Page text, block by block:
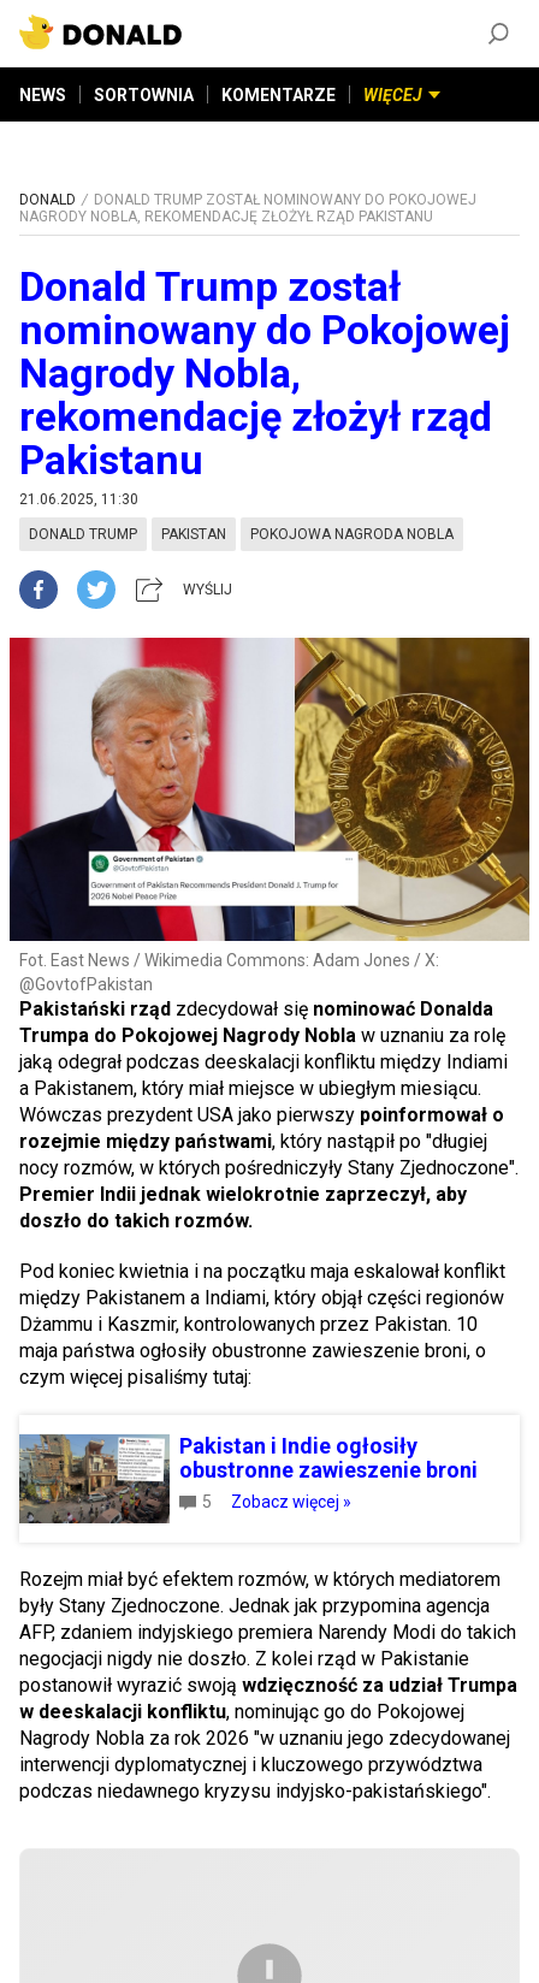
NEWS SORTOWNIA KOMENTARZE WIĘCEJ
DONALD
DONALD TRUMP ZOSTAŁ NOMINOWANY DO POKOJOWEJ
NAGRODY NOBLA, REKOMENDACJĘ ZŁOŻYŁ RZĄD PAKISTANU
Donald Trump został
nominowany do Pokojowej
Nagrody Nobla,
rekomendację złożył rząd
Pakistanu
21.06.2025, 11:30
DONALD TRUMP PAKISTAN POKOJOWA NAGRODA NOBLA
WYŚLIJ
Fot. East News / Wikimedia Commons: Adam Jones / X:
@GovtofPakistan
Pakistański rząd zdecydował się nominować Donalda
Trumpa do Pokojowej Nagrody Nobla w uznaniu za rolę
jaką odegrał podczas deeskalacji konfliktu między Indiami
a Pakistanem, który miał miejsce w ubiegłym miesiącu.
Wówczas prezydent USA jako pierwszy poinformował o
rozejmie między państwami, który nastąpił po "długiej
nocy rozmów, w których pośredniczyły Stany Zjednoczone".
Premier Indii jednak wielokrotnie zaprzeczył, aby
doszło do takich rozmów.
Pod koniec kwietnia i na początku maja eskalował konflikt
między Pakistanem a Indiami, który objął części regionów
Dżammu i Kaszmir, kontrolowanych przez Pakistan. 10
maja państwa ogłosiły obustronne zawieszenie broni, o
czym więcej pisaliśmy tutaj:
Pakistan i Indie ogłosiły
obustronne zawieszenie broni
5 Zobacz więcej »
Rozejm miał być efektem rozmów, w których mediatorem
były Stany Zjednoczone. Jednak jak przypomina agencja
AFP, zdaniem indyjskiego premiera Narendy Modi do takich
negocjacji nigdy nie doszło. Z kolei rząd w Pakistanie
postanowił wyrazić swoją wdzięczność za udział Trumpa
w deeskalacji konfliktu, nominując go do Pokojowej
Nagrody Nobla za rok 2026 "w uznaniu jego zdecydowanej
interwencji dyplomatycznej i kluczowego przywództwa
podczas niedawnego kryzysu indyjsko-pakistańskiego".